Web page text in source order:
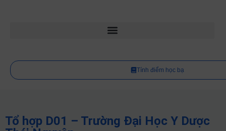
Tính điểm học bạ
Tổ hợp D01 – Trường Đại Học Y Dược